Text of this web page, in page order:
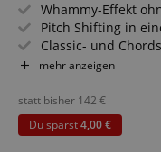
Whammy-Effekt
Pitch Shifting in
Classic- und
Optische LED-
mehr anzeigen
statt bisher 142 €
Du sparst4,00 €